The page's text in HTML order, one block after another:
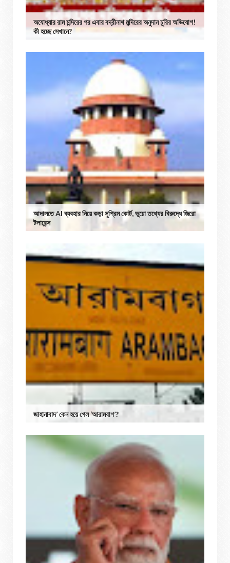
অযোধ্যার রাম মন্দিরের পর এবার বদ্রীনাথ মন্দিরের অনুদান চুরির অভিযোগ!
কী হচ্ছে সেখানে?
আদালতে AI ব্যবহার নিয়ে কড়া সুপ্রিম কোর্ট, ভুয়ো তথ্যের বিরুদ্ধে জিরো
টলারেন্স
জাহানাবাদ’ কেন হয়ে গেল ‘আরামবাগ’?